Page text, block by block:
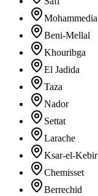
Mohammedia
Beni-Mellal
Khouribga
El Jadida
Taza
Nador
Settat
Larache
Ksar-el-Kebir
Chemisset
Berrechid